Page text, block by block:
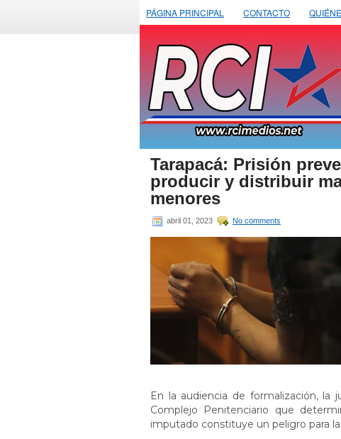
PÁGINA PRINCIPAL CONTACTO
Tarapacá: Prisión
producir y distribuir
menores
abril 01, 2023 No comments
En la audiencia de formalización, la
Complejo Penitenciario que
imputado constituye un peligro para